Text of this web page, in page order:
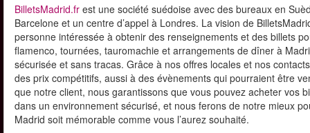
BilletsMadrid.fr est une société suédoise avec des bureaux en
Barcelone et un centre d’appel à Londres. La vision de
personne intéressée à obtenir des renseignements et des billets
flamenco, tournées, tauromachie et arrangements de dîner à
sécurisée et sans tracas. Grâce à nos offres locales et nos
des prix compétitifs, aussi à des évènements qui pourraient être
que notre client, nous garantissons que vous pouvez acheter vos
dans un environnement sécurisé, et nous ferons de notre mieux
Madrid soit mémorable comme vous l’aurez souhaité.